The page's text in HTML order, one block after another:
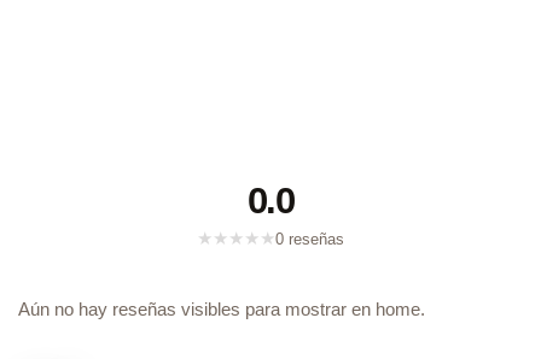
0.0
★ ★ ★ ★ ★0 reseñas
Aún no hay reseñas visibles para mostrar en home.